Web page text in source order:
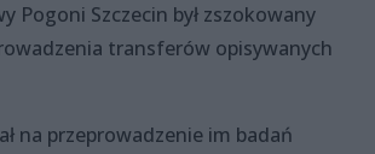
Pogoni Szczecin był zszokowany
transferów opisywanych
na przeprowadzenie im badań